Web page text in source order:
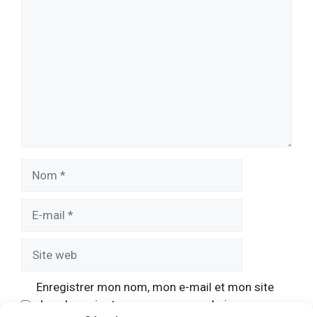
mail
web
Enregistrer mon nom, mon e-mail et mon site
dans le navigateur pour mon prochain